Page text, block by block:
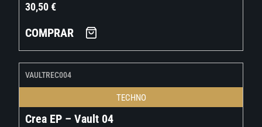
30,50€
COMPRAR
VAULTREC004
TECHNO
Crea EP – Vault 04